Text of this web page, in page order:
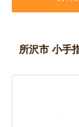
所沢市 小手